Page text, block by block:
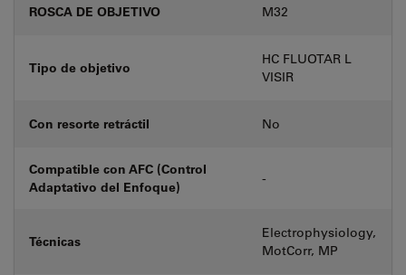
ROSCA DE OBJETIVO M32
Tipo de objetivo
HC FLUOTAR L
VISIR
Con resorte retráctil No
Compatible con AFC (Control
Adaptativo del Enfoque)
-
Técnicas
Electrophysiology,
MotCorr, MP